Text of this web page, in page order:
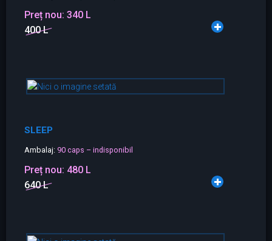
Preț nou: 340 L
400 L
SLEEP
Ambalaj: 90 caps – indisponibil
Preț nou: 480 L
640 L